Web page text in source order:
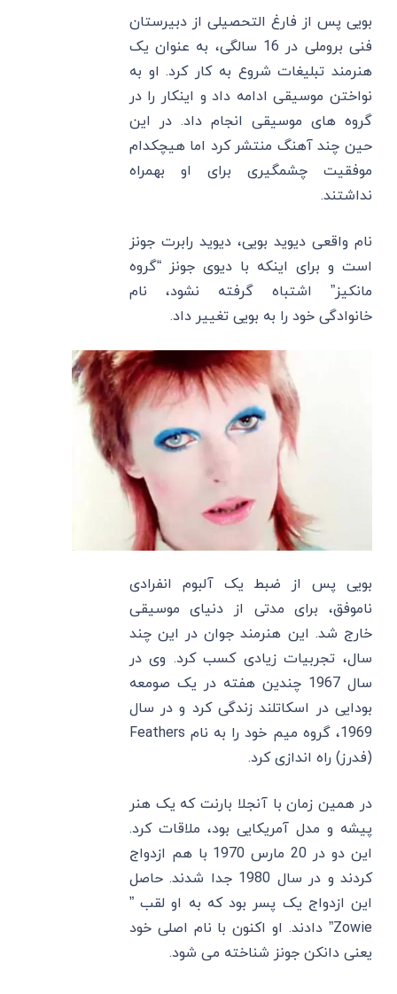
بویی پس از فارغ التحصیلی از دبیرستان
فنی بروملی در 16 سالگی، به عنوان یک
هنرمند تبلیغات شروع به کار کرد. او به
نواختن موسیقی ادامه داد و اینکار را در
گروه های موسیقی انجام داد. در این
حین چند آهنگ منتشر کرد اما هیچکدام
موفقیت چشمگیری برای او بهمراه
نداشتند.
نام واقعی دیوید بویی، دیوید رابرت جونز
است و برای اینکه با دیوی جونز “گروه
مانکیز” اشتباه گرفته نشود، نام
خانوادگی خود را به بویی تغییر داد.
بویی پس از ضبط یک آلبوم انفرادی
ناموفق، برای مدتی از دنیای موسیقی
خارج شد. این هنرمند جوان در این چند
سال، تجربیات زیادی کسب کرد. وی در
سال 1967 چندین هفته در یک صومعه
بودایی در اسکاتلند زندگی کرد و در سال
1969، گروه میم خود را به نام Feathers
(فدرز) راه اندازی کرد.
در همین زمان با آنجلا بارنت که یک هنر
پیشه و مدل آمریکایی بود، ملاقات کرد.
این دو در 20 مارس 1970 با هم ازدواج
کردند و در سال 1980 جدا شدند. حاصل
این ازدواج یک پسر بود که به او لقب ”
Zowie” دادند. او اکنون با نام اصلی خود
یعنی دانکن جونز شناخته می شود.